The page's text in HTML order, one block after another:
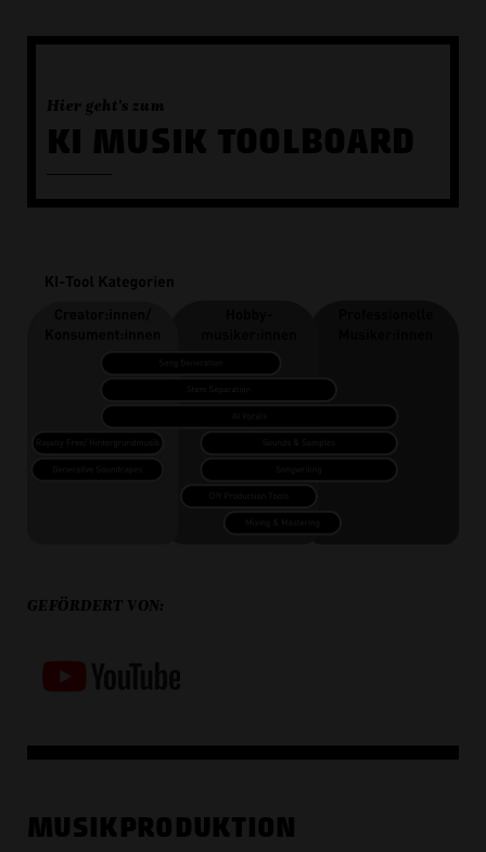
Hier geht's zum
KI MUSIK TOOLBOARD
GEFÖRDERT VON:
MUSIKPRODUKTION